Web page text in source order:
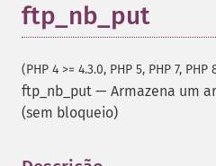
ftp_nb_put
(PHP 4 >= 4.3.0, PHP 5, PHP 7, PHP
ftp_nb_put — Armazena um
(sem bloqueio)